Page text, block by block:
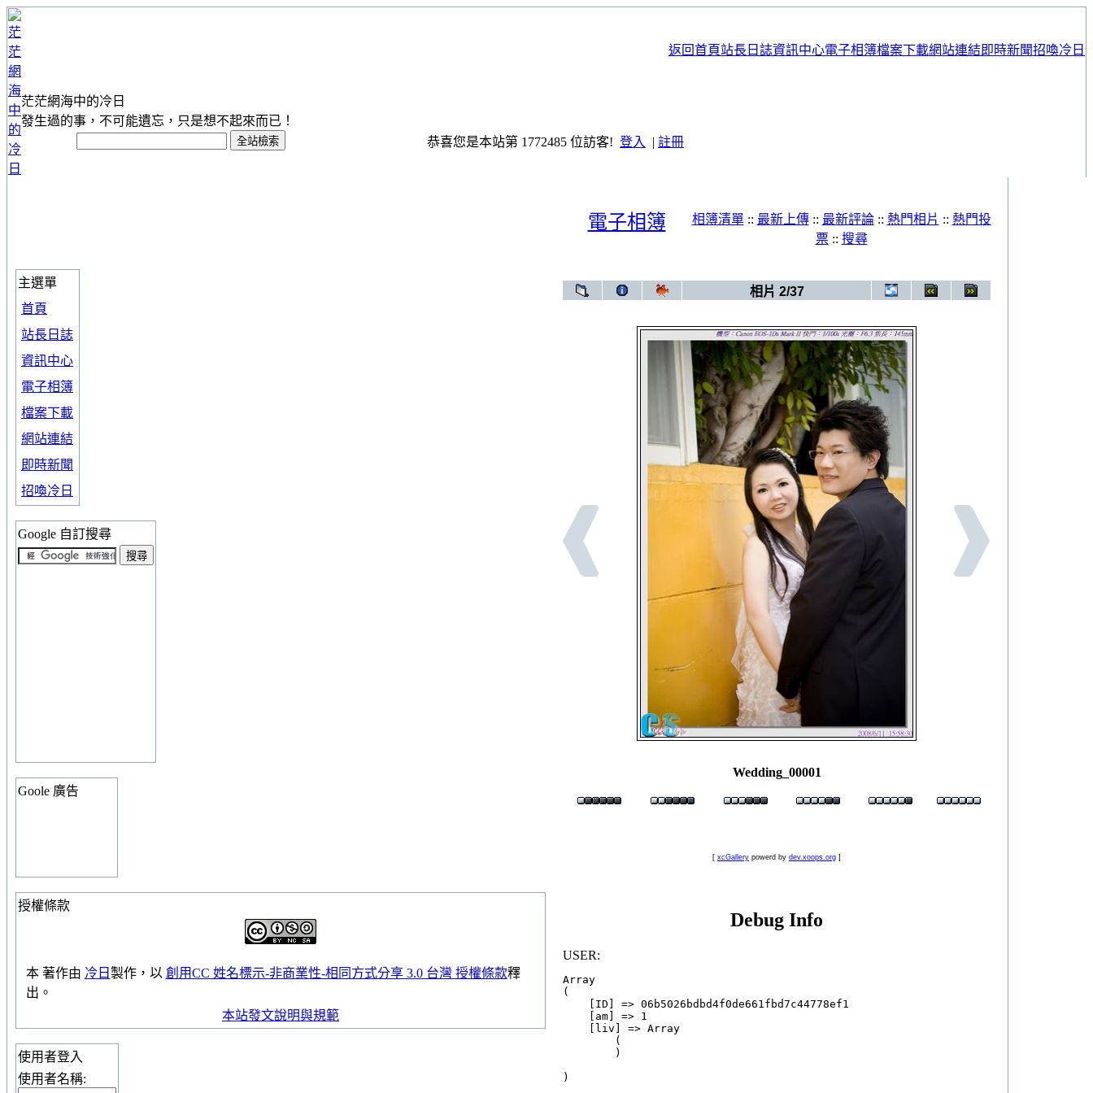
返回首頁站長日誌資訊中心電子相簿檔案下載網站連結即時新聞招喚冷日
茫茫網海中的冷日
發生過的事，不可能遺忘，只是想不起來而已！
恭喜您是本站第 1772485 位訪客! 登入 | 註冊
主選單
首頁
站長日誌
資訊中心
電子相簿
檔案下載
網站連結
即時新聞
招喚冷日
Google 自訂搜尋
Goole 廣告
授權條款
本 著作由 冷日 製作，以 創用CC 姓名標示-非商業性-相同方式分享 3.0 台灣 授權條款釋
出。
本站發文說明與規範
使用者登入
使用者名稱:
電子相簿 相簿清單:: 最新上傳:: 最新評論:: 熱門相片 :: 熱門投
票:: 搜尋
相片 2/37
Wedding_00001
[ xcGallery powerd by dev.xoops.org ]
Debug Info
USER:
Array
(
    [ID] => 06b5026bdbd4f0de661fbd7c44778ef1
    [am] => 1
    [liv] => Array
        (
        )